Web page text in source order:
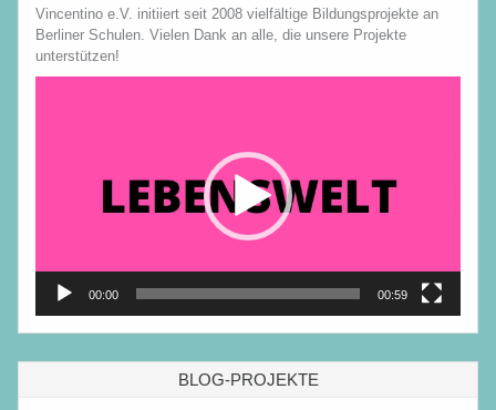
Vincentino e.V. initiiert seit 2008 vielfältige Bildungsprojekte an
Berliner Schulen. Vielen Dank an alle, die unsere Projekte
unterstützen!
00:00 00:59
BLOG-PROJEKTE